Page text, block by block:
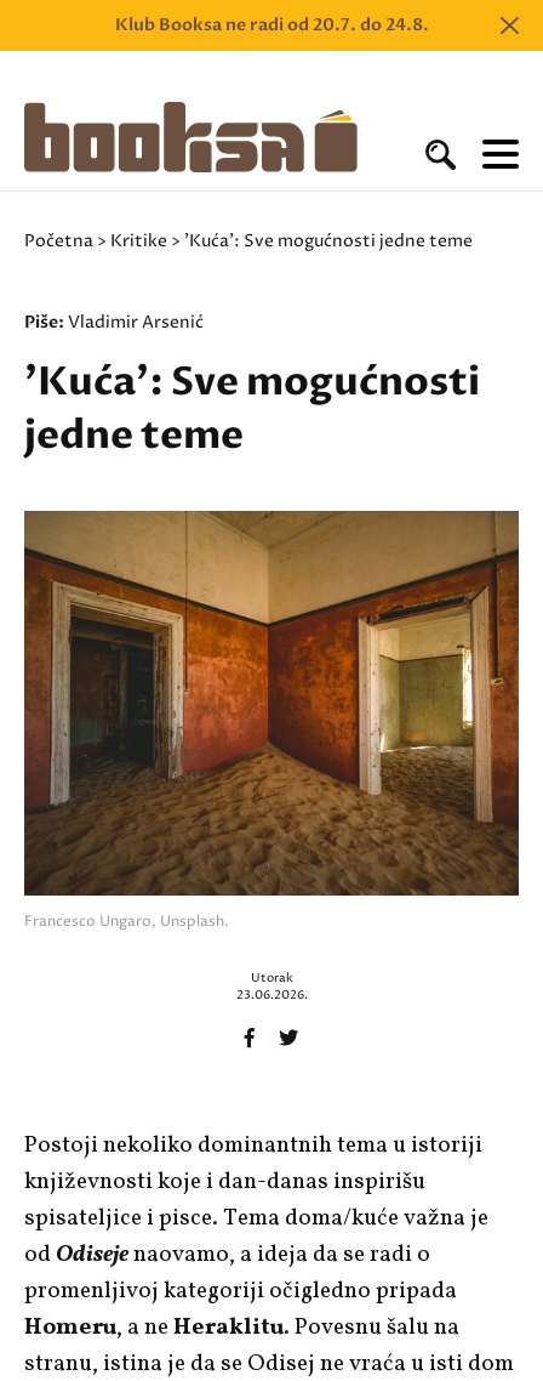
Klub Booksa ne radi od 20.7. do 24.8.
Početna > Kritike > 'Kuća': Sve mogućnosti jedne teme
Piše: Vladimir Arsenić
'Kuća': Sve mogućnosti
jedne teme
Francesco Ungaro, Unsplash.
Utorak
23.06.2026.
Postoji nekoliko dominantnih tema u istoriji
književnosti koje i dan-danas inspirišu
spisateljice i pisce. Tema doma/kuće važna je
odOdisejenaovamo, a ideja da se radi o
promenljivoj kategoriji očigledno pripada
Homeru, a neHeraklitu. Povesnu šalu na
stranu, istina je da se Odisej ne vraća u isti dom